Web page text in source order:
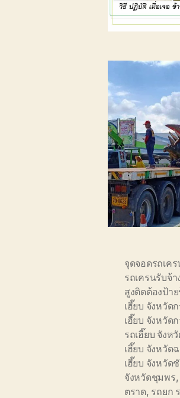
จุดจอดรถเค
รถเครนรับจ้
สูงติดต้องป้า
เฮี๊ยบ จังหวัด
เฮี๊ยบ จังหวัด
รถเฮี๊ยบ จังห
เฮี๊ยบ จังหวัด
เฮี๊ยบ จังหวัด
จังหวัดชุมพร,
ตราด, รถยก